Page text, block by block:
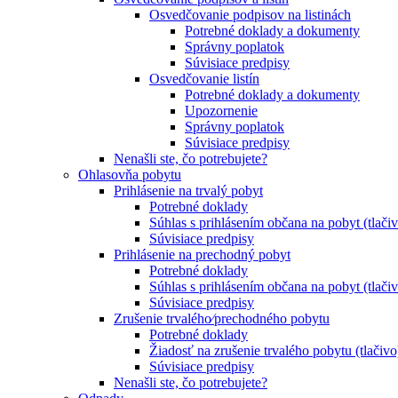
Osvedčovanie podpisov na listinách
Potrebné doklady a dokumenty
Správny poplatok
Súvisiace predpisy
Osvedčovanie listín
Potrebné doklady a dokumenty
Upozornenie
Správny poplatok
Súvisiace predpisy
Nenašli ste, čo potrebujete?
Ohlasovňa pobytu
Prihlásenie na trvalý pobyt
Potrebné doklady
Súhlas s prihlásením občana na pobyt
Súvisiace predpisy
Prihlásenie na prechodný pobyt
Potrebné doklady
Súhlas s prihlásením občana na pobyt
Súvisiace predpisy
Zrušenie trvalého⁄prechodného pobytu
Potrebné doklady
Žiadosť na zrušenie trvalého pobytu
Súvisiace predpisy
Nenašli ste, čo potrebujete?